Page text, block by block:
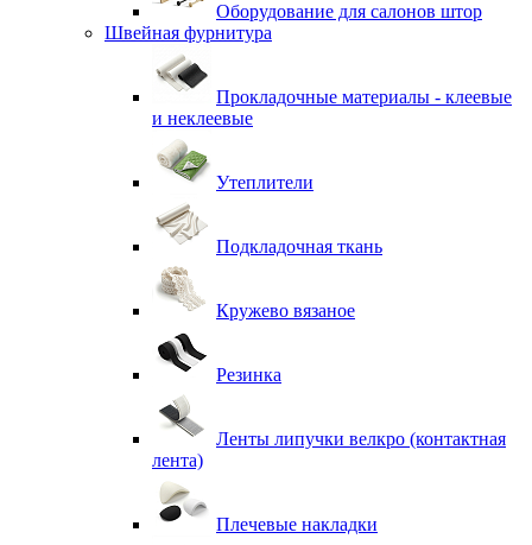
Оборудование для салонов штор
Швейная фурнитура
Прокладочные материалы - клеевые
и неклеевые
Утеплители
Подкладочная ткань
Кружево вязаное
Резинка
Ленты липучки велкро (контактная
лента)
Плечевые накладки